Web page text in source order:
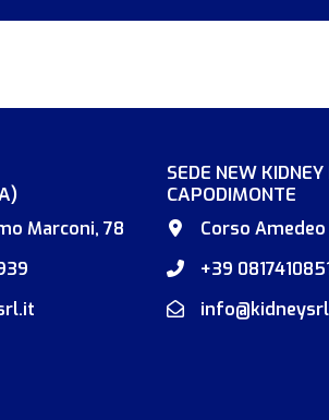
Marconi, 78
SEDE NEW
CAPODIMONTE
Corso Amedeo
+39